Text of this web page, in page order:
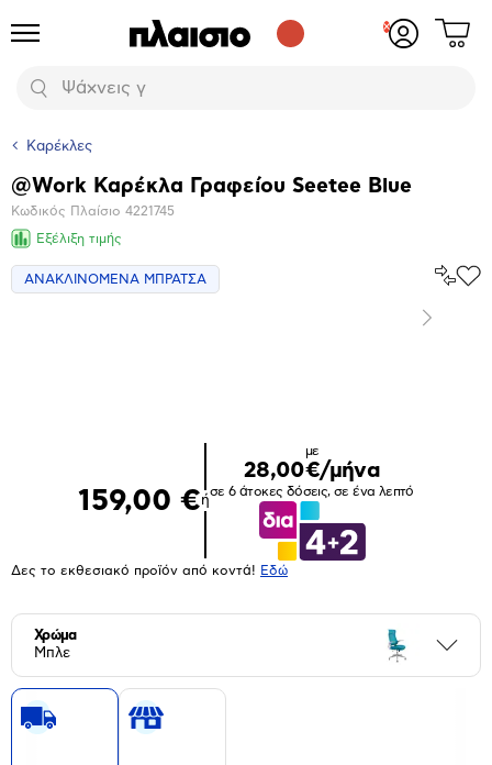
Προϊόντα
Αναζήτηση
Δες
Καρέκλες
Βασικά
χαρακτηριστικά
@Work Καρέκλα Γραφείου Seetee Blue
Κωδικός Πλαίσιο 4221745
Εξέλιξη τιμής
ΑΝΑΚΛΙΝΟΜΕΝΑ ΜΠΡΑΤΣΑ
Επόμενο
159,00 €ή
με
28,00€/μήνα
σε 6 άτοκες δόσεις, σε ένα λεπτό
Δες το εκθεσιακό προϊόν από κοντά! Eδώ
Χρώμα
Μπλε